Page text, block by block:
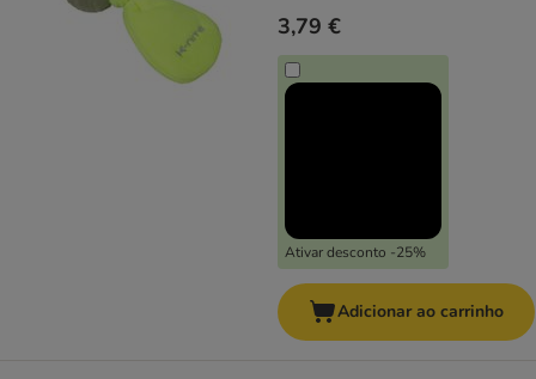
3,79 €
Ativar desconto -25%
Adicionar ao carrinho